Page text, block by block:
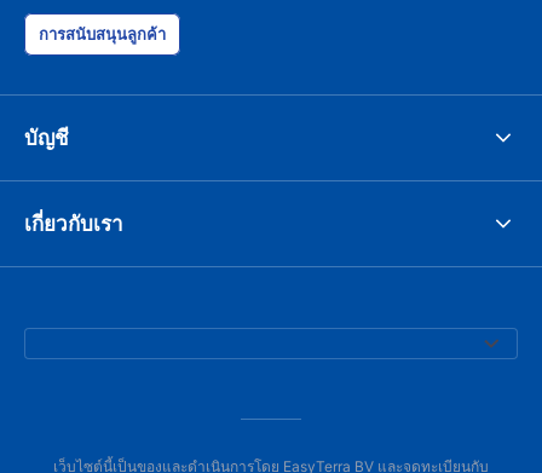
การสนับสนุนลูกค้า
บัญชี
เกี่ยวกับเรา
เว็บไซต์นี้เป็นของและดำเนินการโดย EasyTerra BV และจดทะเบียนกับ